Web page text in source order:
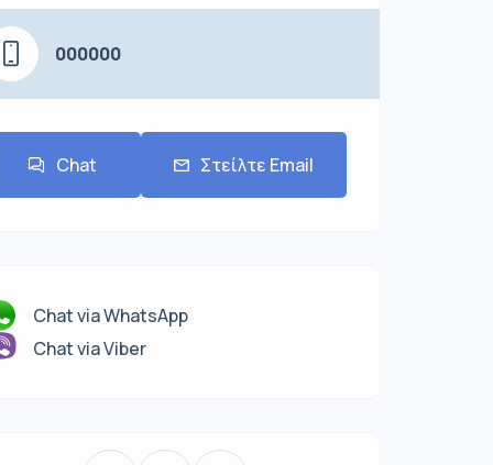
000000
Chat Στείλτε Email
Chat via WhatsApp
Chat via Viber